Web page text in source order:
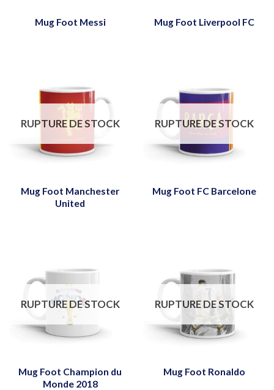
Mug Foot Messi Mug Foot Liverpool FC
RUPTURE DE STOCK
Mug Foot Manchester
United
RUPTURE DE STOCK
Mug Foot FC Barcelone
RUPTURE DE STOCK
Mug Foot Champion du
Monde 2018
RUPTURE DE STOCK
Mug Foot Ronaldo